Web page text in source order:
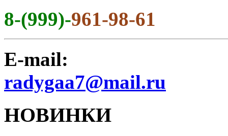
8-(999)-961-98-61
E-mail:
radygaa7@mail.ru
НОВИНКИ